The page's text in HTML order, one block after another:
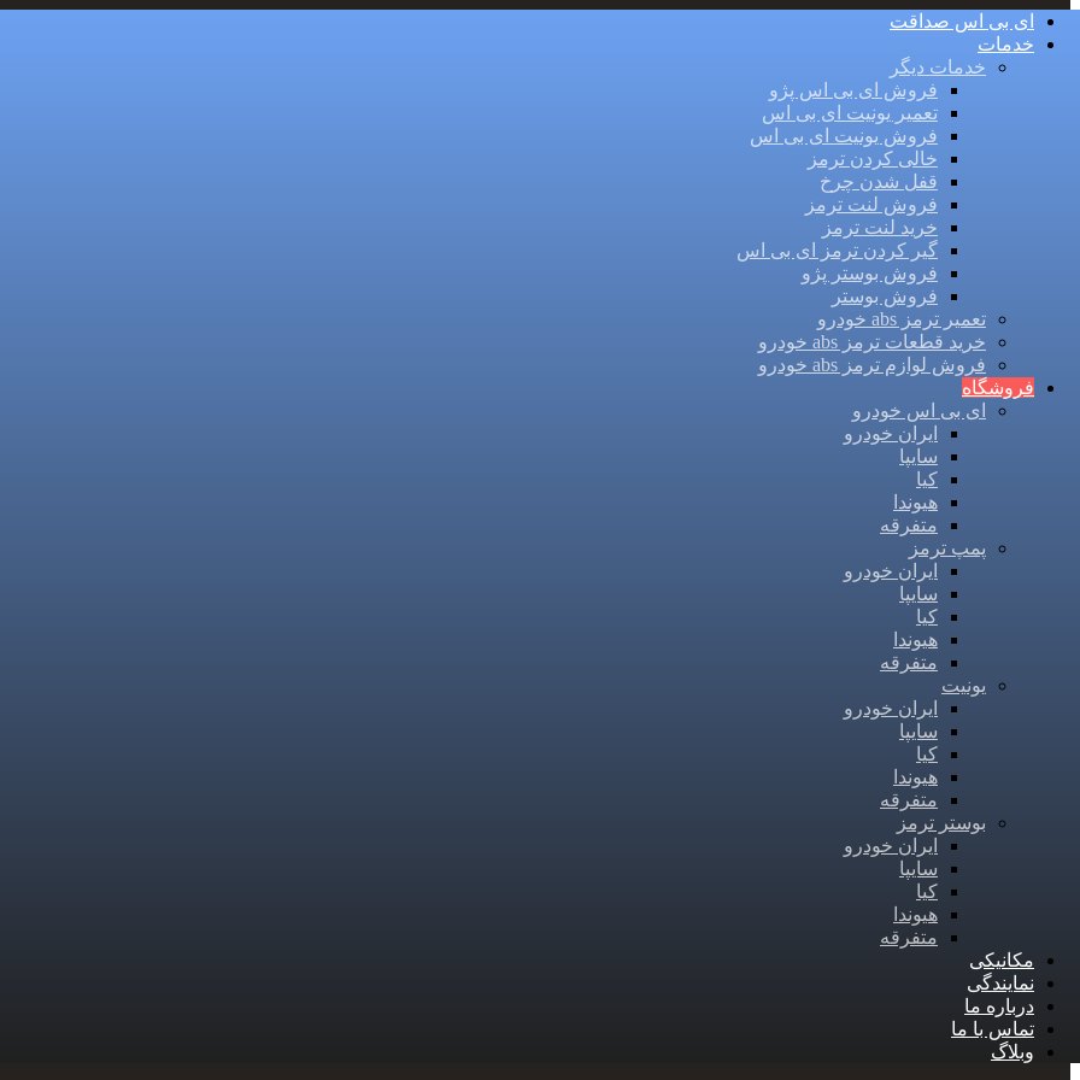
ای بی اس صداقت
خدمات
خدمات دیگر
فروش ای بی اس پژو
تعمیر یونیت ای بی اس
فروش یونیت ای بی اس
خالی کردن ترمز
قفل شدن چرخ
فروش لنت ترمز
خرید لنت ترمز
گیر کردن ترمز ای بی اس
فروش بوستر پژو
فروش بوستر
تعمیر ترمز abs خودرو
خرید قطعات ترمز abs خودرو
فروش لوازم ترمز abs خودرو
فروشگاه
ای بی اس خودرو
ایران خودرو
سایپا
کیا
هیوندا
متفرقه
پمپ ترمز
ایران خودرو
سایپا
کیا
هیوندا
متفرقه
یونیت
ایران خودرو
سایپا
کیا
هیوندا
متفرقه
بوستر ترمز
ایران خودرو
سایپا
کیا
هیوندا
متفرقه
مکانیکی
نمایندگی
درباره ما
تماس با ما
وبلاگ